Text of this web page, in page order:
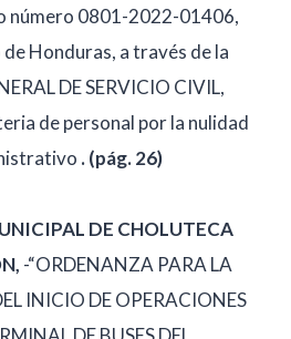
número 0801-2022-01406,
Honduras, a través de la
DE SERVICIO CIVIL,
de personal por la nulidad
. (pág. 26)
DE CHOLUTECA
-“ORDENANZA PARA LA
INICIO DE OPERACIONES